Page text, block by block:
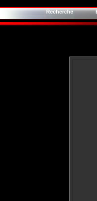
Recherche